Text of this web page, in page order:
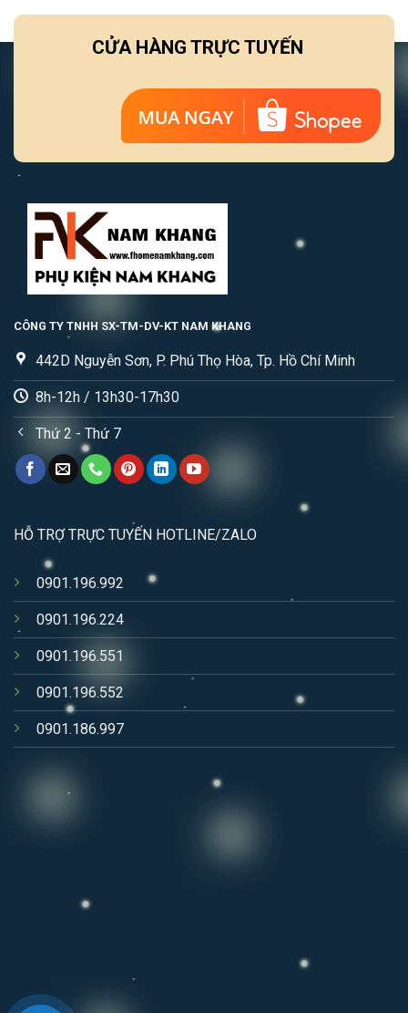
CỬA HÀNG TRỰC TUYẾN
CÔNG TY TNHH SX-TM-DV-KT NAM KHANG
442D Nguyễn Sơn, P. Phú Thọ Hòa, Tp. Hồ Chí Minh
8h-12h / 13h30-17h30
Thứ 2 - Thứ 7
HỖ TRỢ TRỰC TUYẾN HOTLINE/ZALO
0901.196.992
0901.196.224
0901.196.551
0901.196.552
0901.186.997